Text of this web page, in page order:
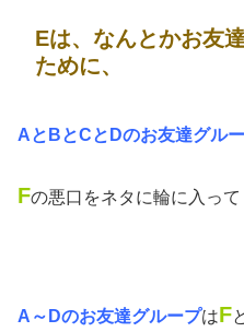
Eは、なんとかお友
ために、
AとBとCとDのお友達グル
Fの悪口をネタに輪に入って
A～Dのお友達グループはF